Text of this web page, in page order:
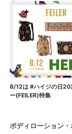
8/12は #ハイジの日
ー(FEILER)特集
ボディローション